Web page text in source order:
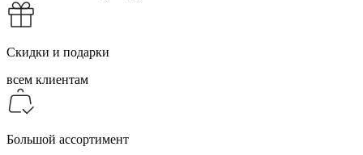
Скидки и подарки
всем клиентам
Большой ассортимент